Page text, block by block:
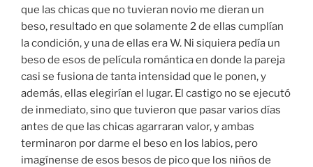
que las chicas que no tuvieran novio me dieran un
beso, resultado en que solamente 2 de ellas cumplían
la condición, y una de ellas era W. Ni siquiera pedía un
beso de esos de película romántica en donde la pareja
casi se fusiona de tanta intensidad que le ponen, y
además, ellas elegirían el lugar. El castigo no se ejecutó
de inmediato, sino que tuvieron que pasar varios días
antes de que las chicas agarraran valor, y ambas
terminaron por darme el beso en los labios, pero
imagínense de esos besos de pico que los niños de